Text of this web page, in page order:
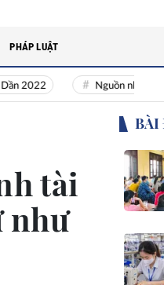
Nguồn nhân lực Việt
PHÁP LUẬT
tài
như
BÀI